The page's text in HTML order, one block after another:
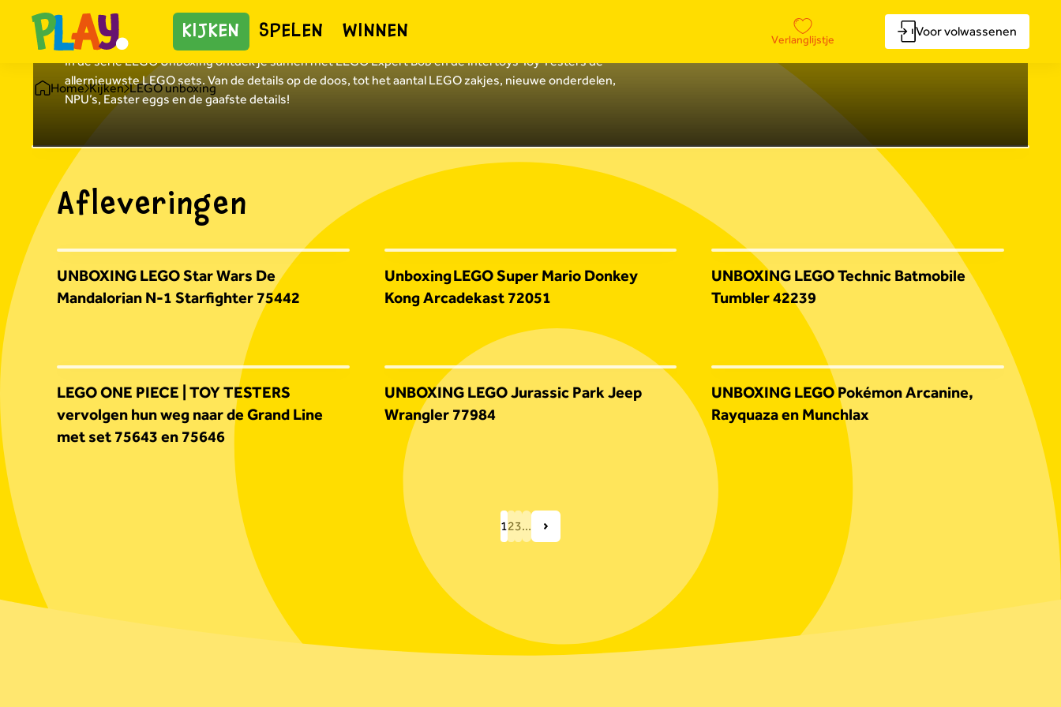
KIJKEN SPELEN WINNEN Verlanglijstje
Voor volwassenen
Home Kijken LEGO unboxing
LEGO Unboxing
In de serie LEGO Unboxing ontdek je samen met LEGO Expert Bob en de Intertoys Toy Testers de
allernieuwste LEGO sets. Van de details op de doos, tot het aantal LEGO zakjes, nieuwe onderdelen,
NPU’s, Easter eggs en de gaafste details!
Afleveringen
UNBOXING LEGO Star Wars De
Mandalorian N-1 Starfighter 75442
Unboxing LEGO Super Mario Donkey
Kong Arcadekast 72051
UNBOXING LEGO Technic Batmobile
Tumbler 42239
LEGO ONE PIECE | TOY TESTERS
vervolgen hun weg naar de Grand Line
met set 75643 en 75646
UNBOXING LEGO Jurassic Park Jeep
Wrangler 77984
UNBOXING LEGO Pokémon Arcanine,
Rayquaza en Munchlax
123...